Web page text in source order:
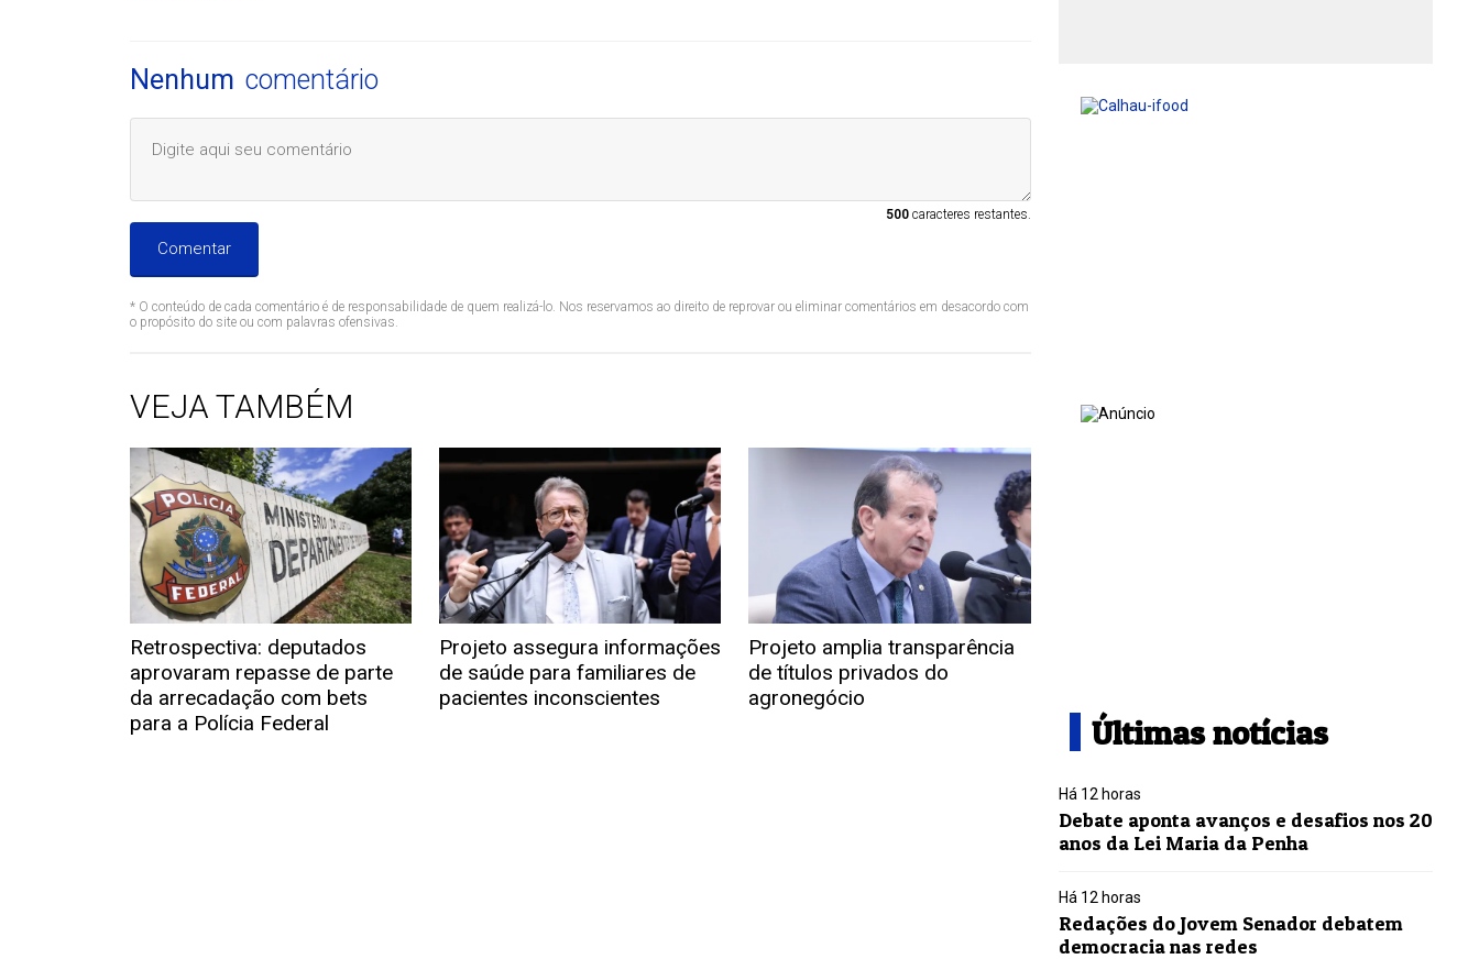
Nenhum comentário
500caracteres restantes.
Comentar
* O conteúdo de cada comentário é de responsabilidade de quem realizá-lo. Nos reservamos ao direito de reprovar ou eliminar comentários em desacordo com
o propósito do site ou com palavras ofensivas.
VEJA TAMBÉM
Retrospectiva: deputados
aprovaram repasse de parte
da arrecadação com bets
para a Polícia Federal
Projeto assegura informações
de saúde para familiares de
pacientes inconscientes
Projeto amplia transparência
de títulos privados do
agronegócio
Últimas notícias
Há 12 horas
Debate aponta avanços e desafios nos 20
anos da Lei Maria da Penha
Há 12 horas
Redações do Jovem Senador debatem
democracia nas redes